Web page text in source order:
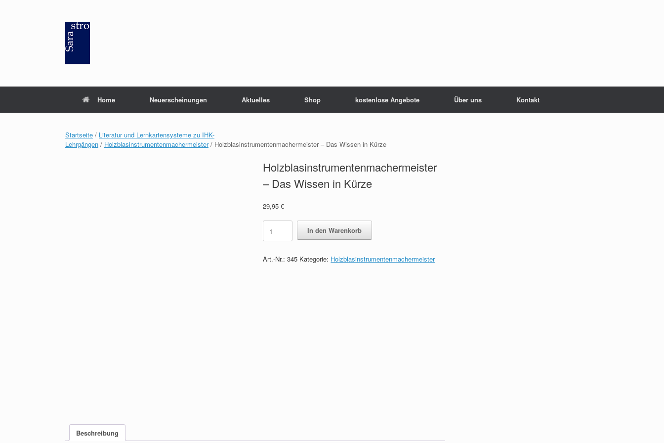
Home Neuerscheinungen Aktuelles Shop kostenlose Angebote Über uns Kontakt
Startseite / Literatur und Lernkartensysteme zu IHK-
Lehrgängen / Holzblasinstrumentenmachermeister/ Holzblasinstrumentenmachermeister – Das Wissen in Kürze
Holzblasinstrumentenmachermeister
– Das Wissen in Kürze
29,95€
Holzblasinstrumentenmachermeister
Das
in
In den Warenkorb
Art.-Nr.:345 Kategorie: Holzblasinstrumentenmachermeister
Beschreibung